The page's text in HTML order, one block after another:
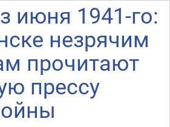
июня 1941-го:
незрячим
прочитают
прессу